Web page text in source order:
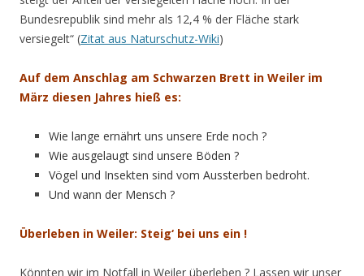
Bundesrepublik sind mehr als 12,4 % der Fläche stark
versiegelt“ (Zitat aus Naturschutz-Wiki)
Auf dem Anschlag am Schwarzen Brett in Weiler im
März diesen Jahres hieß es:
Wie lange ernährt uns unsere Erde noch ?
Wie ausgelaugt sind unsere Böden ?
Vögel und Insekten sind vom Aussterben bedroht.
Und wann der Mensch ?
Überleben in Weiler: Steig‘ bei uns ein !
Könnten wir im Notfall in Weiler überleben ? Lassen wir unser